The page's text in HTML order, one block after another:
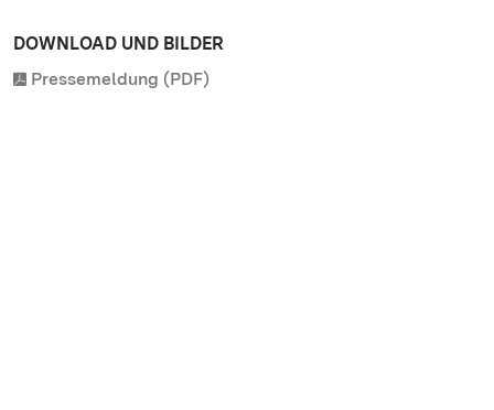
DOWNLOAD UND BILDER
Pressemeldung (PDF)